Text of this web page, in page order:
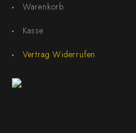
Warenkorb
Kasse
Vertrag Widerrufen